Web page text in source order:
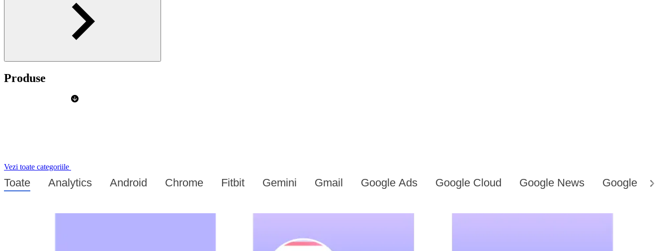
Produse
Vezi toate categoriile
Toate Analytics Android Chrome Fitbit Gemini Gmail Google Ads Google Cloud Google News Google